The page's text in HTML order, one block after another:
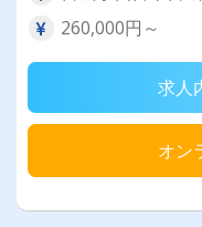
260,000円～
求人
オン